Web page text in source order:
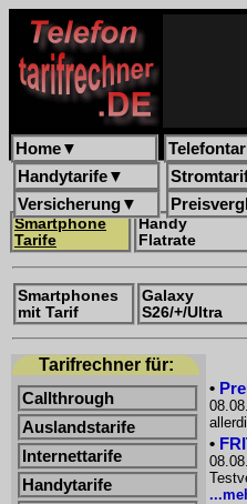
Home▼
Handytarife▼
Versicherung▼
Smartphone
Tarife
Handy
Flatrate
Smartphones
mit Tarif
Galaxy
S26/+/Ultra
Tarifrechner für:
Callthrough
Auslandstarife
Internettarife
Handytarife
•
•